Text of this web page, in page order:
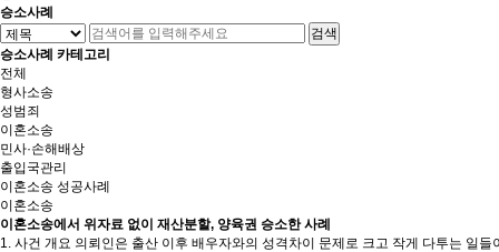
승소사례
검색
승소사례 카테고리
전체
형사소송
성범죄
이혼소송
민사·손해배상
출입국관리
이혼소송 성공사례
이혼소송
이혼소송에서 위자료 없이 재산분할, 양육권 승소한 사례
1. 사건 개요 의뢰인은 출산 이후 배우자와의 성격차이 문제로 크고 작게 다투는 일